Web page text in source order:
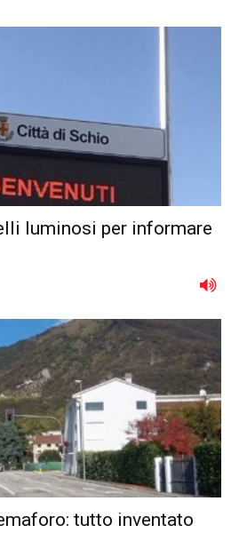
luminosi per informare
tutto inventato